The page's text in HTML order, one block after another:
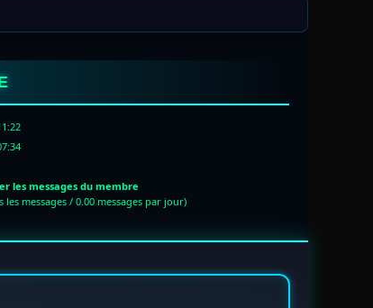
les messages du membre
les messages / 0.00 messages par jour)